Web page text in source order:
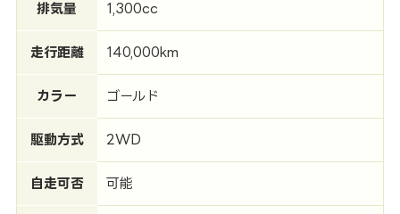
排気量 1,300cc
走行距離 140,000km
カラー ゴールド
駆動方式 2WD
自走可否 可能